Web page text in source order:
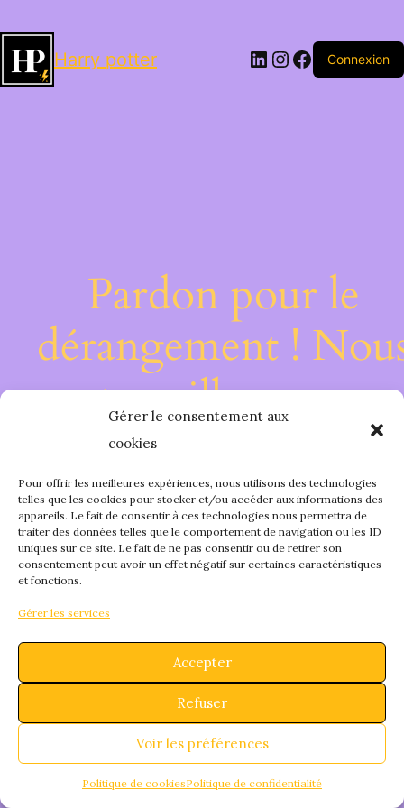
Gérer le consentement aux
cookies
Pour offrir les meilleures expériences, nous utilisons des technologies
telles que les cookies pour stocker et/ou accéder aux informations des
appareils. Le fait de consentir à ces technologies nous permettra de
traiter des données telles que le comportement de navigation ou les ID
uniques sur ce site. Le fait de ne pas consentir ou de retirer son
consentement peut avoir un effet négatif sur certaines caractéristiques
et fonctions.
Gérer les services
Accepter
Refuser
Voir les préférences
Politique de cookiesPolitique de confidentialité
Harry potter LinkedIn
Instagram
Facebook
Connexion
Pardon pour le
dérangement !
travaillons sur
quelque chose de
fantastique –
bientôt !